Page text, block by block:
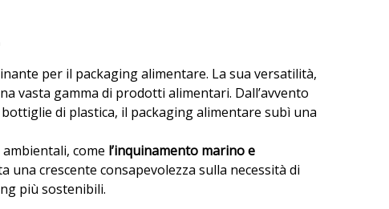
per il packaging alimentare. La sua versatilità,
vasta gamma di prodotti alimentari. Dall’avvento
di plastica, il packaging alimentare subì una
come l’inquinamento marino e
una crescente consapevolezza sulla necessità di
più sostenibili.